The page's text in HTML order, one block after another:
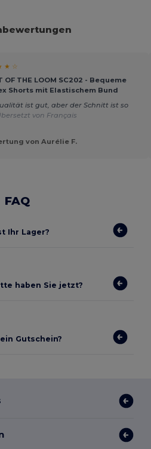
★ ☆
OF THE LOOM SC202 - Bequeme
Shorts mit Elastischem Bund
ist gut, aber der Schnitt ist so
von Français
von Aurélie F.
FAQ
Ihr Lager?
haben Sie jetzt?
Gutschein?